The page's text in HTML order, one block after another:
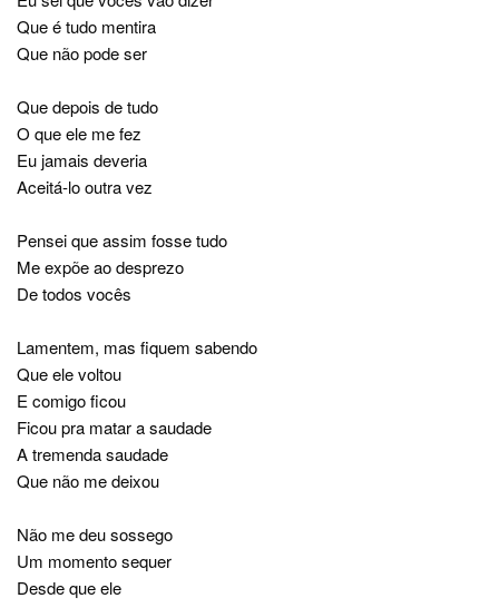
Que é tudo mentira
Que não pode ser
Que depois de tudo
O que ele me fez
Eu jamais deveria
Aceitá-lo outra vez
Pensei que assim fosse tudo
Me expõe ao desprezo
De todos vocês
Lamentem, mas fiquem sabendo
Que ele voltou
E comigo ficou
Ficou pra matar a saudade
A tremenda saudade
Que não me deixou
Não me deu sossego
Um momento sequer
Desde que ele